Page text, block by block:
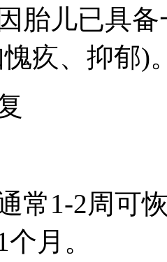
胎儿已具
疚、抑郁)
常1-2周可
月。